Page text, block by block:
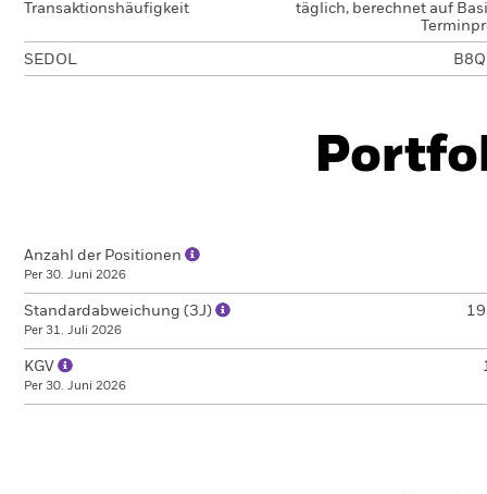
Transaktionshäufigkeit
täglich, berechnet auf
SEDOL
Anzahl der Positionen
Per 30. Juni 2026
Standardabweichung (3J)
Per 31. Juli 2026
KGV
Per 30. Juni 2026